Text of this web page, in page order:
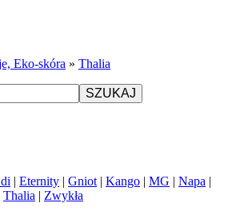
Eko-skóra » Thalia
SZUKAJ
| Eternity | Gniot | Kango | MG | Napa |
Thalia | Zwykła